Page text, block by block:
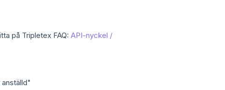
på Tripletex FAQ: API-nyckel /